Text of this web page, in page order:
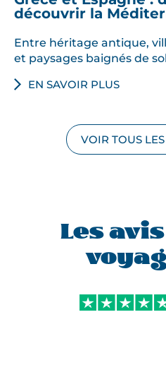
découvrir la
Entre héritage antique,
et paysages baignés de
EN SAVOIR PLUS
VOIR TOUS
Les